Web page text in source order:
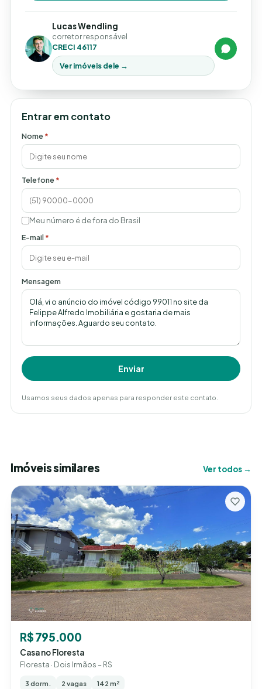
Lucas Wendling
corretor responsável
CRECI 46117
Ver imóveis dele →
Entrar em contato
Nome*
Telefone*
Meu número é de fora do Brasil
E-mail*
Mensagem
Enviar
Usamos seus dados apenas para responder este contato.
Imóveis similares Ver todos →
R$ 795.000
Casa no Floresta
Floresta · Dois Irmãos – RS
3 dorm. 2 vagas 142 m²